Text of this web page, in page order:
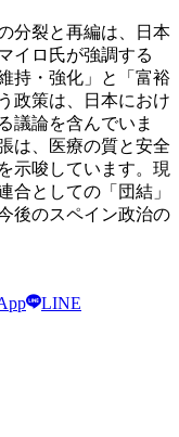
分裂と再編は、日本
イロ氏が強調する
持・強化」と「富裕
政策は、日本におけ
議論を含んでいま
は、医療の質と安全
示唆しています。現
合としての「団結」
後のスペイン政治の
LINE